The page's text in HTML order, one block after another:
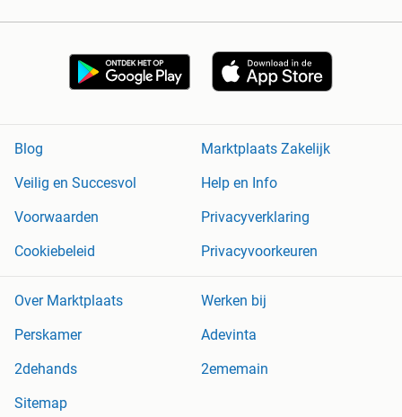
Blog
Marktplaats Zakelijk
Veilig en Succesvol
Help en Info
Voorwaarden
Privacyverklaring
Cookiebeleid
Privacyvoorkeuren
Over Marktplaats
Werken bij
Perskamer
Adevinta
2dehands
2ememain
Sitemap